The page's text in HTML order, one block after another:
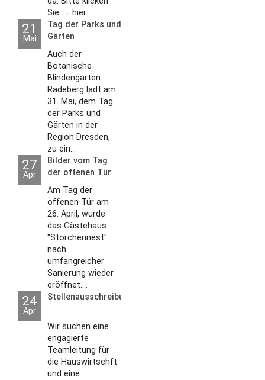
Sie → hier ...
21
Mai
Tag der Parks und
Gärten
Auch der
Botanische
Blindengarten
Radeberg lädt am
31. Mai, dem Tag
der Parks und
Gärten in der
Region Dresden,
zu ein...
27
Apr
Bilder vom Tag
der offenen Tür
2026
Am Tag der
offenen Tür am
26. April, wurde
das Gästehaus
"Storchennest"
nach
umfangreicher
Sanierung wieder
eröffnet....
24
Apr
Stellenausschreibungen
Wir suchen eine
engagierte
Teamleitung für
die Hauswirtschft
und eine